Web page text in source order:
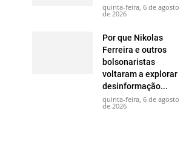
quinta-feira, 6 de agosto
de 2026
Por que Nikolas
Ferreira e outros
bolsonaristas
voltaram a explorar
desinformação...
quinta-feira, 6 de agosto
de 2026